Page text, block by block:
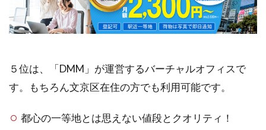
５位は、「DMM」が運営するバーチャルオフィスで
す。もちろん文京区在住の方でも利用可能です。
都心の一等地とは思えない値段とクオリティ！